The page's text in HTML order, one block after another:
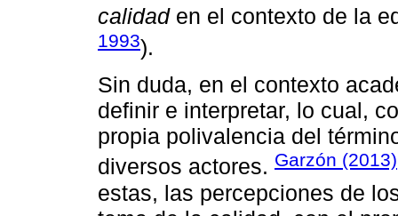
calidaden el contexto de la
1993).
Sin duda, en el contexto
definir e interpretar, lo cual,
propia polivalencia del
diversos actores. Garzón (2013)
estas, las percepciones de